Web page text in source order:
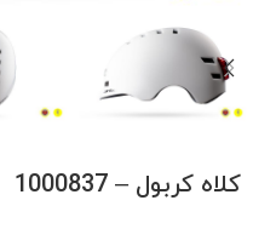
کلاه کربول – 1000837